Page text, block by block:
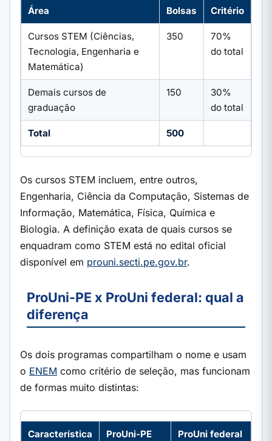
Área Bolsas Critério
Cursos STEM (Ciências,
Tecnologia, Engenharia e
Matemática)
350
70%
do total
Demais cursos de
graduação
150
30%
do total
Total 500
Os cursos STEM incluem, entre outros,
Engenharia, Ciência da Computação, Sistemas de
Informação, Matemática, Física, Química e
Biologia. A definição exata de quais cursos se
enquadram como STEM está no edital oficial
disponível em prouni.secti.pe.gov.br.
ProUni-PE x ProUni federal: qual a
diferença
Os dois programas compartilham o nome e usam
o ENEM como critério de seleção, mas funcionam
de formas muito distintas:
Característica
ProUni-PE
ProUni federal